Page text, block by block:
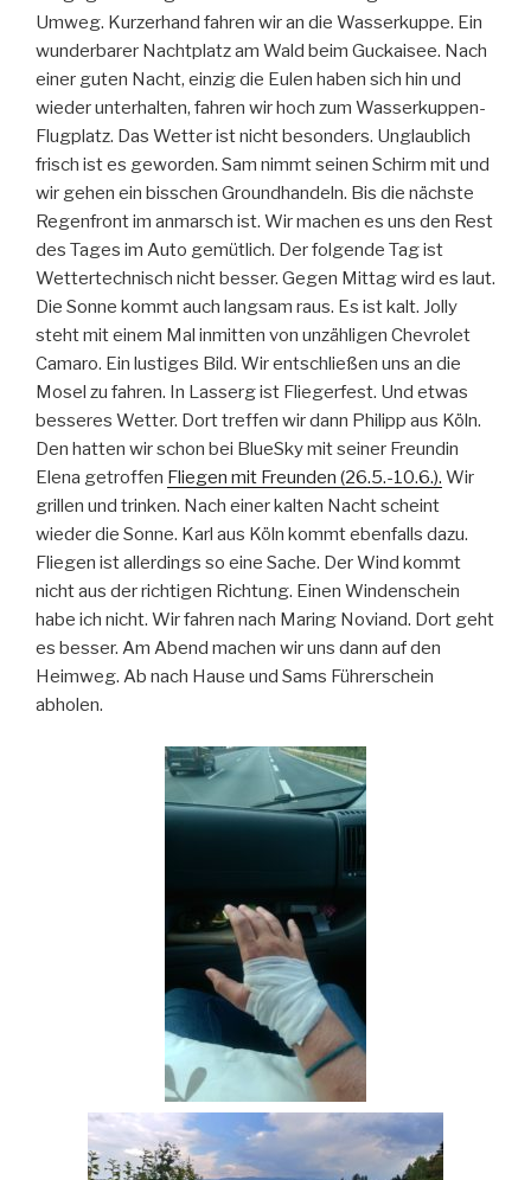
Umweg. Kurzerhand fahren wir an die Wasserkuppe. Ein
wunderbarer Nachtplatz am Wald beim Guckaisee. Nach
einer guten Nacht, einzig die Eulen haben sich hin und
wieder unterhalten, fahren wir hoch zum Wasserkuppen-
Flugplatz. Das Wetter ist nicht besonders. Unglaublich
frisch ist es geworden. Sam nimmt seinen Schirm mit und
wir gehen ein bisschen Groundhandeln. Bis die nächste
Regenfront im anmarsch ist. Wir machen es uns den Rest
des Tages im Auto gemütlich. Der folgende Tag ist
Wettertechnisch nicht besser. Gegen Mittag wird es laut.
Die Sonne kommt auch langsam raus. Es ist kalt. Jolly
steht mit einem Mal inmitten von unzähligen Chevrolet
Camaro. Ein lustiges Bild. Wir entschließen uns an die
Mosel zu fahren. In Lasserg ist Fliegerfest. Und etwas
besseres Wetter. Dort treffen wir dann Philipp aus Köln.
Den hatten wir schon bei BlueSky mit seiner Freundin
Elena getroffen Fliegen mit Freunden (26.5.-10.6.). Wir
grillen und trinken. Nach einer kalten Nacht scheint
wieder die Sonne. Karl aus Köln kommt ebenfalls dazu.
Fliegen ist allerdings so eine Sache. Der Wind kommt
nicht aus der richtigen Richtung. Einen Windenschein
habe ich nicht. Wir fahren nach Maring Noviand. Dort geht
es besser. Am Abend machen wir uns dann auf den
Heimweg. Ab nach Hause und Sams Führerschein
abholen.